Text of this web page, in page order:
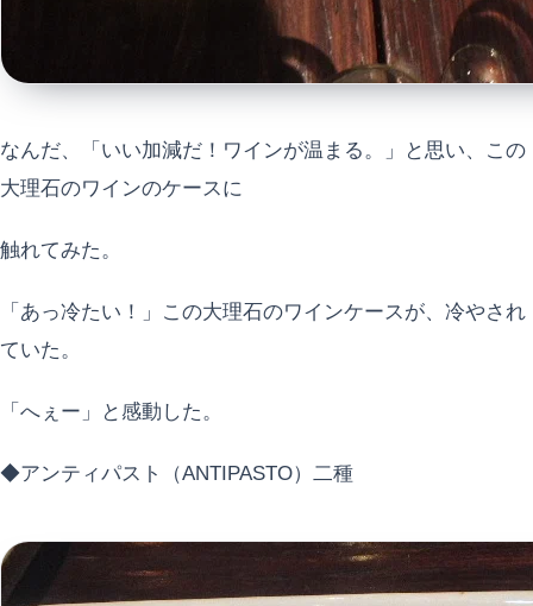
なんだ、「いい加減だ！ワインが温まる。」と思い、この
大理石のワインのケースに
触れてみた。
「あっ冷たい！」この大理石のワインケースが、冷やされ
ていた。
「へぇー」と感動した。
◆アンティパスト（ANTIPASTO）二種